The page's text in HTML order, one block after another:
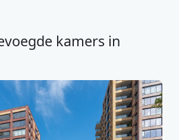
kamers in